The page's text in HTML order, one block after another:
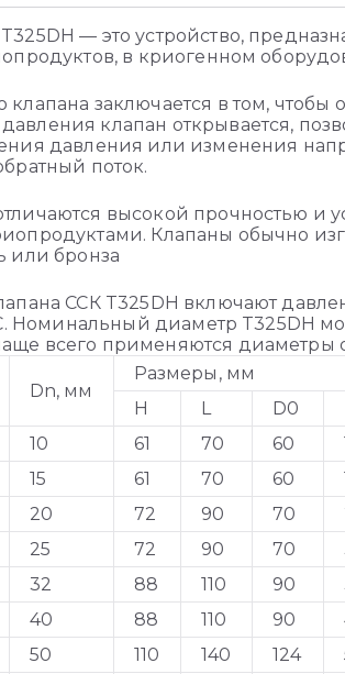
— это устройство,
в криогенном
заключается в том,
клапан открывается,
давления или изменения
поток.
высокой прочностью и
Клапаны обычно
или бронза
ССК T325DH включают
Номинальный диаметр T325DH
всего применяются диаметры
Dn, мм
Размеры, мм
H
L D0
10 61 70 60
15 61 70 60
20 72 90 70
25 72 90 70
32 88 110 90
40 88 110 90
50 110 140 124